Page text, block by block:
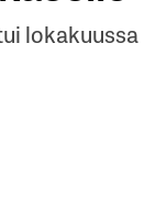
lokakuussa